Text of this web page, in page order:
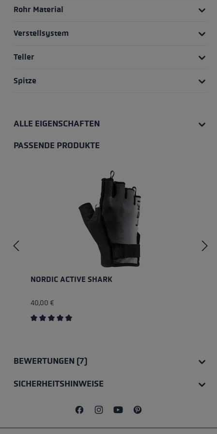
Rohr Material
Verstellsystem
Teller
Spitze
ALLE EIGENSCHAFTEN
PASSENDE PRODUKTE
NORDIC ACTIVE SHARK
40,00 €
BEWERTUNGEN (7)
SICHERHEITSHINWEISE